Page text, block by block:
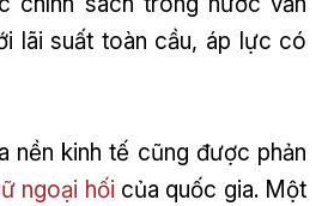
lãi suất toàn cầu, áp lực có
nền kinh tế cũng được phản
ngoại hối của quốc gia. Một